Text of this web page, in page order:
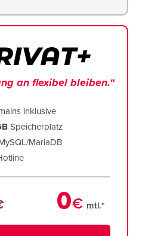
an flexibel bleiben.“
inklusive
Speicherplatz
MariaDB
0€ mtl.*